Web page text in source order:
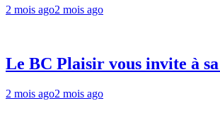
2 mois ago2 mois ago
Le BC Plaisir vous invite à
2 mois ago2 mois ago